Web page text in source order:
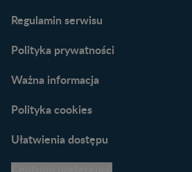
praktyczne wskazówki
Regulamin serwisu
Polityka prywatności
Ważna informacja
Polityka cookies
Ułatwienia dostępu